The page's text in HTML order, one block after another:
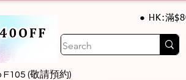
● HK:滿
(敬請預約)